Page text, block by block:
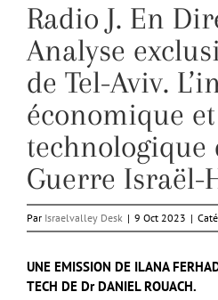
Radio J. En
Analyse
de Tel-Aviv.
économique et
technologique
Guerre Israël-
Par Israelvalley Desk | 9 Oct 2023 |
UNE EMISSION DE ILANA
TECH DE Dr DANIEL ROUACH.